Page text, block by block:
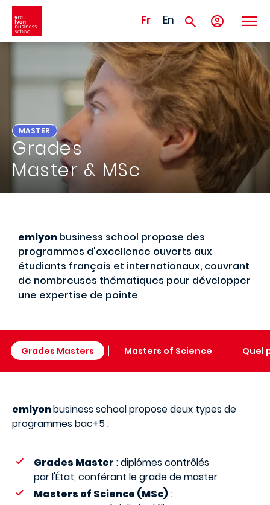
Aller au contenu principal
Fr En
MASTER
Grades
Master & MSc
emlyonbusiness school propose des
programmes d'excellence ouverts aux
étudiants français et internationaux, couvrant
de nombreuses thématiques pour développer
une expertise de pointe
Grades Masters Masters of Science Quel
emlyonbusiness school propose deux types de
programmes bac+5 :
Grades Master : diplômes contrôlés
par l'État, conférant le grade de master
Masters of Science (MSc):